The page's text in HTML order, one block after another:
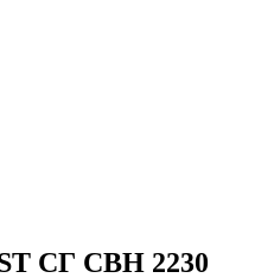
СГ СВH 2230